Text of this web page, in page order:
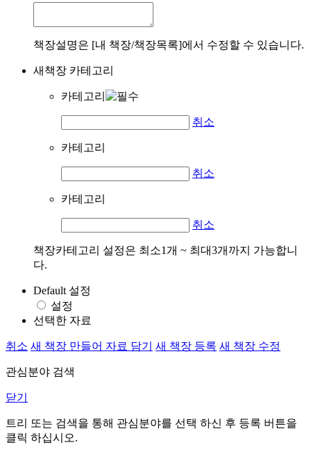
책장설명은 [내 책장/책장목록]에서 수정할 수 있습니다.
새책장 카테고리
카테고리
취소
카테고리
취소
카테고리
취소
책장카테고리 설정은 최소1개 ~ 최대3개까지 가능합니
다.
Default 설정
설정
선택한 자료
취소 새 책장 만들어 자료 담기 새 책장 등록 새 책장 수정
관심분야 검색
닫기
트리 또는 검색을 통해 관심분야를 선택 하신 후 등록 버튼을
클릭 하십시오.